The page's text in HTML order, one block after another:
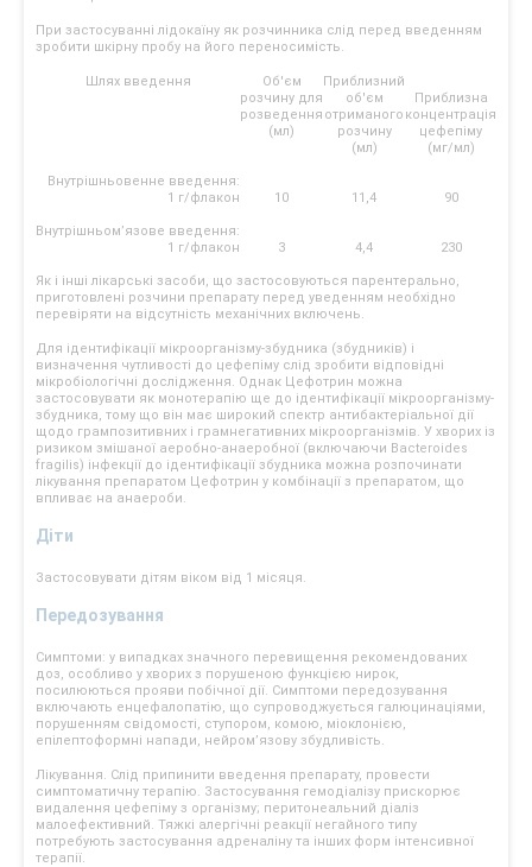
При застосуванні лідокаїну як розчинника слід перед введенням
зробити шкірну пробу на його переносимість.
Шлях введення
Об'єм
розчину для
розведення
(мл)
Приблизний
об'єм
отриманого
розчину
(мл)
Приблизна
концентрація
цефепіму
(мг/мл)
Внутрішньовенне введення:
1 г/флакон
10 11,4 90
Внутрішньом’язове введення:
1 г/флакон
3 4,4 230
Як і інші лікарські засоби, що застосовуються парентерально,
приготовлені розчини препарату перед уведенням необхідно
перевіряти на відсутність механічних включень.
Для ідентифікації мікроорганізму-збудника (збудників) і
визначення чутливості до цефепіму слід зробити відповідні
мікробіологічні дослідження. Однак Цефотрин можна
застосовувати як монотерапію ще до ідентифікації мікроорганізму-
збудника, тому що він має широкий спектр антибактеріальної дії
щодо грампозитивних і грамнегативних мікроорганізмів. У хворих із
ризиком змішаної аеробно-анаеробної (включаючи Bacteroides
fragilis) інфекції до ідентифікації збудника можна розпочинати
лікування препаратом Цефотрин у комбінації з препаратом, що
впливає на анаероби.
Діти
Застосовувати дітям віком від 1 місяця.
Передозування
Симптоми: у випадках значного перевищення рекомендованих
доз, особливо у хворих з порушеною функцією нирок,
посилюються прояви побічної дії. Симптоми передозування
включають енцефалопатію, що супроводжується галюцинаціями,
порушенням свідомості, ступором, комою, міоклонією,
епілептоформні напади, нейром’язову збудливість.
Лікування. Слід припинити введення препарату, провести
симптоматичну терапію. Застосування гемодіалізу прискорює
видалення цефепіму з організму; перитонеальний діаліз
малоефективний. Тяжкі алергічні реакції негайного типу
потребують застосування адреналіну та інших форм інтенсивної
терапії.